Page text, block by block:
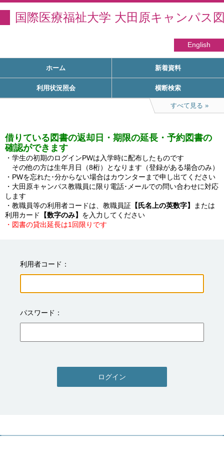
国際医療福祉大学 大田原キャンパス
English
ホーム 新着資料
利用状況照会 横断検索
すべて見る
借りている図書の返却日・期限の延長・予約図書の
確認ができます
・学生の初期のログインPWは入学時に配布したものです
その他の方は生年月日（8桁）となります（登録がある場合のみ）
・PWを忘れた･分からない場合はカウンターまで申し出てください
・大田原キャンパス教職員に限り電話･メールでの問い合わせに対応
します
・教職員等の利用者コードは、教職員証 【氏名上の英数字】
または
利用カード
【数字のみ】
・図書の貸出延長は1回限りです
利用者コード
パスワード
ログイン